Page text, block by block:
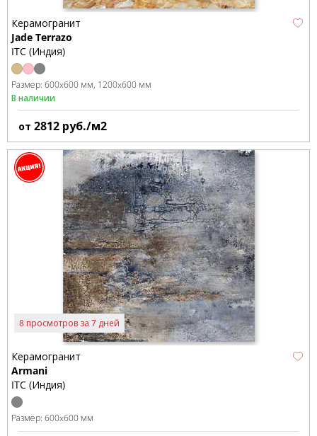
Керамогранит
Jade Terrazo
ITC (Индия)
Размер: 600x600 мм 1200x600 мм
В наличии
от 2812 руб./м2
8 просмотров за 7 дней
Керамогранит
Armani
ITC (Индия)
Размер: 600x600 мм